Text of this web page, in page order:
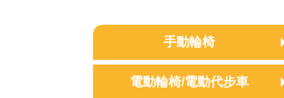
手動輪椅
康揚輪椅
電動輪椅/電動代步車